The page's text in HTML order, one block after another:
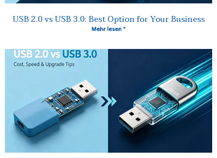
USB 2.0 vs USB 3.0: Best Option for Your Business
Mehr lesen "